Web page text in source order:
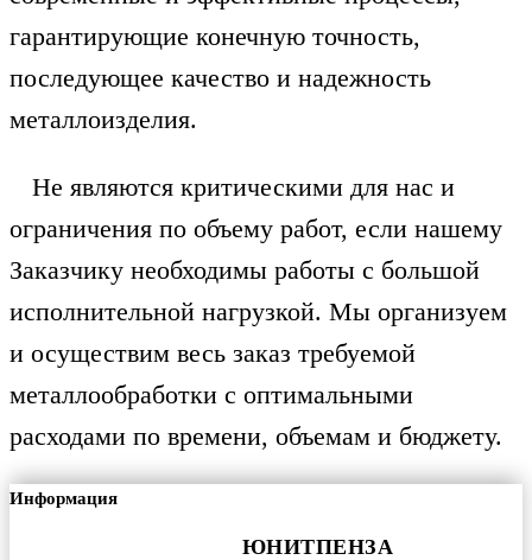
гарантирующие конечную точность,
последующее качество и надежность
металлоизделия.
Не являются критическими для нас и
ограничения по объему работ, если нашему
Заказчику необходимы работы с большой
исполнительной нагрузкой. Мы организуем
и осуществим весь заказ требуемой
металлообработки с оптимальными
расходами по времени, объемам и бюджету.
Информация
ЮНИТПЕНЗА